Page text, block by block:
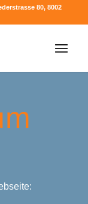
80, 8002